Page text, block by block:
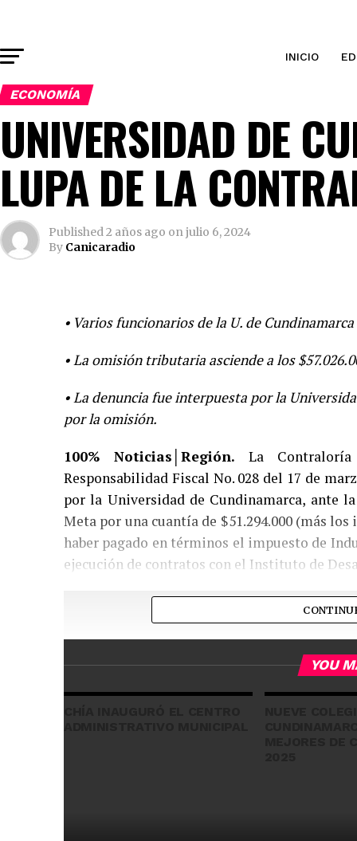
INICIO
ECONOMÍA
UNIVERSIDAD DE
LUPA DE LA
Published2 años ago onjulio 6, 2024
By Canicaradio
• Varios funcionarios de la U. de
• La omisión tributaria asciende a los
• La denuncia fue interpuesta por la
por la omisión.
100% Noticias│Región. La
Responsabilidad Fiscal No. 028 del 17 de
por la Universidad de Cundinamarca, ante
Meta por una cuantía de $51.294.000 (más
haber pagado en términos el impuesto de
ejecución de contratos con el Instituto de
YOU